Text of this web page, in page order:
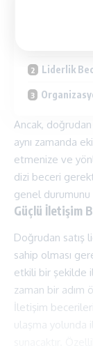
Liderlik
Ancak,
aynı zamanda
etmenize ve
dizi beceri
genel
Güçlü İletişim
Doğrudan satış
sahip olması
etkili bir şekilde
zaman bir adım
İletişim
ulaşma yolunda